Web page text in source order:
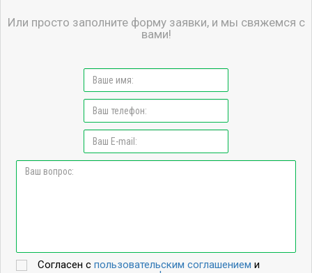
Или просто заполните форму заявки, и мы свяжемся с
вами!
Согласен спользовательским соглашением и